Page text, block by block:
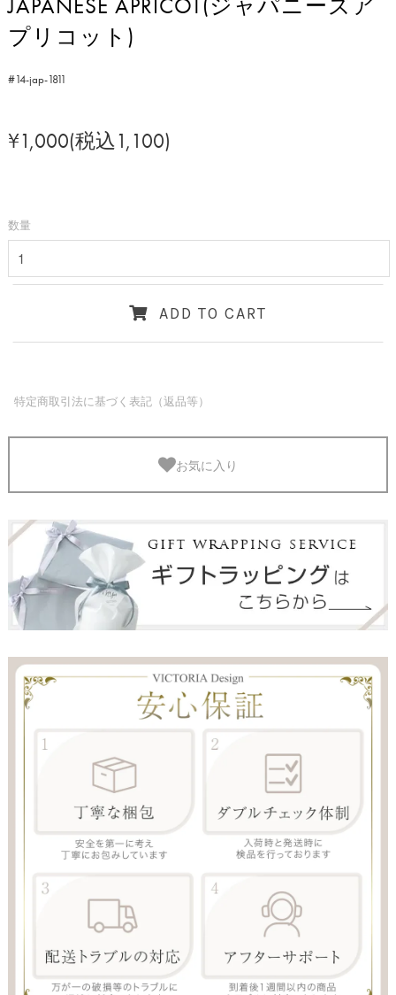
プリコット)
#14-jap-1811
¥1,000(税込1,100)
数量
ADD TO CART
特定商取引法に基づく表記（返品等）
お気に入り